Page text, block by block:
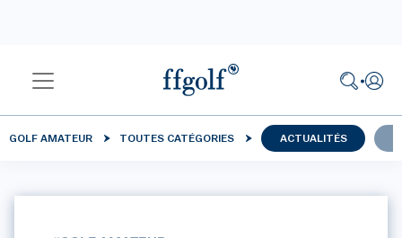
GOLF AMATEUR TOUTES CATÉGORIES ACTUALITÉS